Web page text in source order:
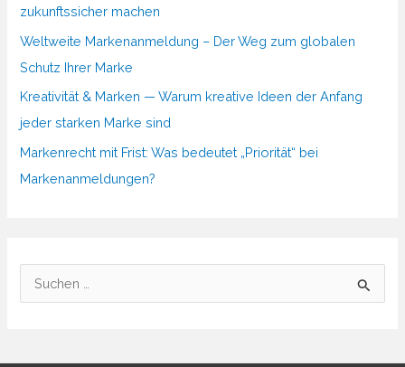
zukunftssicher machen
Weltweite Markenanmeldung – Der Weg zum globalen
Schutz Ihrer Marke
Kreativität & Marken — Warum kreative Ideen der Anfang
jeder starken Marke sind
Markenrecht mit Frist: Was bedeutet „Priorität“ bei
Markenanmeldungen?
u